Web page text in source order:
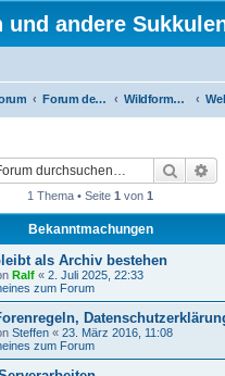
und andere
Forum der AG EPIG Wildformen 1
Suche
1 Thema • Seite 1 von 1
Bekanntmachungen
als Archiv bestehen
Ralf « 2. Juli 2025, 22:33
zum Forum
Steffen « 23. März 2016, 11:08
zum Forum